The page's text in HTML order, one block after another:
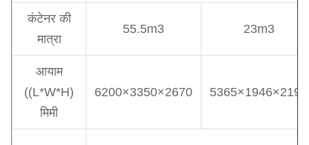
कंटेनर की
मात्रा
55.5m3 23m3
आयाम
((L*W*H)
मिमी
6200×3350×2670 5365×1946×2193